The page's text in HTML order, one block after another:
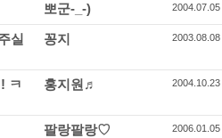
뽀군-_-) 2004.07.05
실
꽁지 2003.08.08
ㅋ
홍지원♬ 2004.10.23
팔랑팔랑♡ 2006.01.05